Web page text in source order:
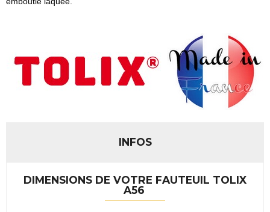
INFOS
DIMENSIONS DE VOTRE FAUTEUIL TOLIX
A56